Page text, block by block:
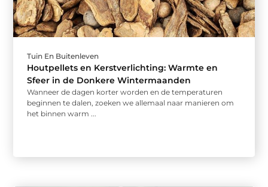
Tuin En Buitenleven
Houtpellets en Kerstverlichting: Warmte en
Sfeer in de Donkere Wintermaanden
Wanneer de dagen korter worden en de temperaturen
beginnen te dalen, zoeken we allemaal naar manieren om
het binnen warm ...